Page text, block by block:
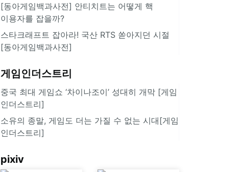
[동아게임백과사전] 안티치트는 어떻게 핵
이용자를 잡을까?
스타크래프트 잡아라! 국산 RTS 쏟아지던 시절
[동아게임백과사전]
게임인더스트리
중국 최대 게임쇼 ‘차이나조이’ 성대히 개막 [게임
인더스트리]
소유의 종말, 게임도 더는 가질 수 없는 시대[게임
인더스트리]
pixiv